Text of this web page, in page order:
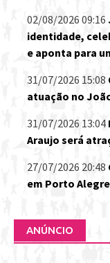
02/08/2026 09:16
identidade,
e aponta para
31/07/2026 15:08
atuação no
31/07/2026 13:04
Araujo será
27/07/2026 20:48
em Porto
ANÚNCIO